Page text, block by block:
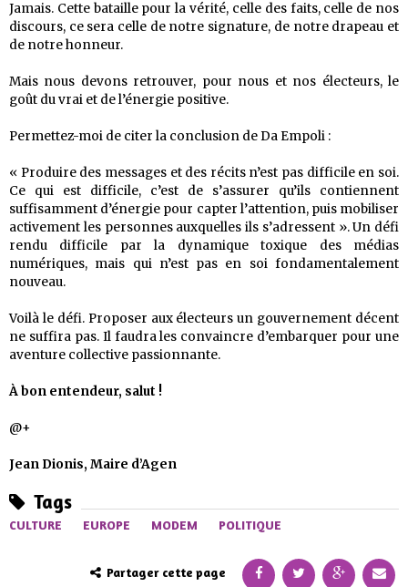
Jamais. Cette bataille pour la vérité, celle des faits, celle de nos
discours, ce sera celle de notre signature, de notre drapeau et
de notre honneur.
Mais nous devons retrouver, pour nous et nos électeurs, le
goût du vrai et de l’énergie positive.
Permettez-moi de citer la conclusion de Da Empoli :
« Produire des messages et des récits n’est pas difficile en soi.
Ce qui est difficile, c’est de s’assurer qu’ils contiennent
suffisamment d’énergie pour capter l’attention, puis mobiliser
activement les personnes auxquelles ils s’adressent ». Un défi
rendu difficile par la dynamique toxique des médias
numériques, mais qui n’est pas en soi fondamentalement
nouveau.
Voilà le défi. Proposer aux électeurs un gouvernement décent
ne suffira pas. Il faudra les convaincre d’embarquer pour une
aventure collective passionnante.
À bon entendeur, salut !
@+
Jean Dionis, Maire d’Agen
Tags
CULTURE EUROPE MODEM POLITIQUE
Partager cette page